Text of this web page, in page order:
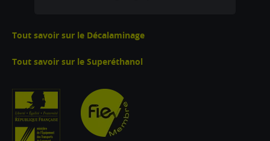
Tout savoir sur le Décalaminage
Tout savoir sur le Superéthanol